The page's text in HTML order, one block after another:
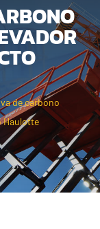
de carbono
Haulotte